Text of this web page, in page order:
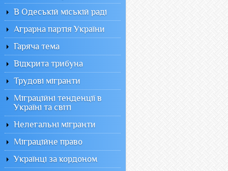
В Одеській міській раді
Аграрна партія України
Гаряча тема
Відкрита трибуна
Трудові мігранти
Міграційні тенденції в
Україні та світі
Нелегальні мігранти
Міграційне право
Українці за кордоном